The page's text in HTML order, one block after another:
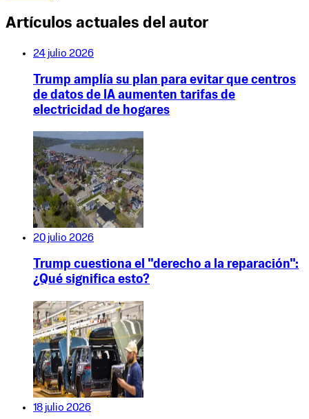
Artículos actuales del autor
24 julio 2026
Trump amplía su plan para evitar que centros
de datos de IA aumenten tarifas de
electricidad de hogares
20 julio 2026
Trump cuestiona el "derecho a la reparación":
¿Qué significa esto?
18 julio 2026